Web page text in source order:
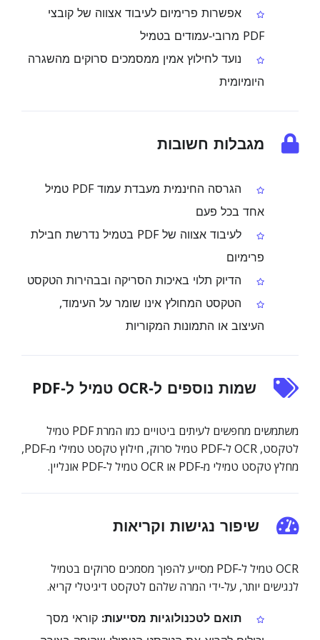
אפשרות פרימיום לעיבוד אצווה של קובצי
PDF מרובי‑עמודים בטמיל
נועד לחילוץ אמין ממסמכים סרוקים מהשגרה
היומיומית
מגבלות חשובות
הגרסה החינמית מעבדת עמוד PDF טמיל
אחד בכל פעם
לעיבוד אצווה של PDF בטמיל נדרשת חבילת
פרימיום
הדיוק תלוי באיכות הסריקה ובבהירות הטקסט
הטקסט המחולץ אינו שומר על העימוד,
העיצוב או התמונות המקוריות
שמות נוספים ל‑OCR טמיל ל‑PDF
משתמשים מחפשים לעיתים ביטויים כמו המרת PDF טמיל
לטקסט, OCR ל‑PDF טמיל סרוק, חילוץ טקסט טמילי מ‑PDF,
מחלץ טקסט טמילי מ‑PDF או OCR טמיל ל‑PDF אונליין.
שיפור נגישות וקריאות
OCR טמיל ל‑PDF מסייע להפוך מסמכים סרוקים בטמיל
לנגישים יותר, על‑ידי המרה שלהם לטקסט דיגיטלי קריא.
תואם לטכנולוגיות מסייעות:קוראי מסך